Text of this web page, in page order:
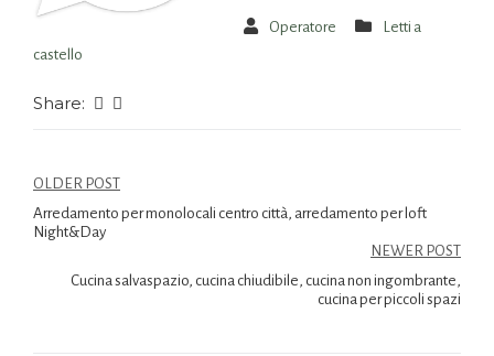
Operatore
Letti a
castello
Share:
OLDER POST
Arredamento per monolocali centro città, arredamento per loft
Night&Day
NEWER POST
Cucina salvaspazio, cucina chiudibile, cucina non ingombrante,
cucina per piccoli spazi